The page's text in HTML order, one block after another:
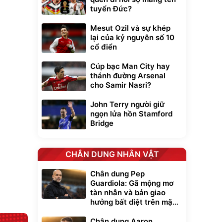
Bụi Lau
-
Unmute
Vali Bamozo
Khung Nhôm
20/24/28 Cao Cấp
825.000đ
Flash Sale
lưng chống nóng
giúp thoải mái
295.000đ
Đã bán nhiều
tuyển Đức?
Mesut Ozil và sự khép
lại của kỷ nguyên số 10
cổ điển
Cúp bạc Man City hay
thánh đường Arsenal
cho Samir Nasri?
John Terry người giữ
ngọn lửa hồn Stamford
Bridge
CHÂN DUNG NHÂN VẬT
Chân dung Pep
Guardiola: Gã mộng mơ
tàn nhẫn và bản giao
hưởng bất diệt trên mặt